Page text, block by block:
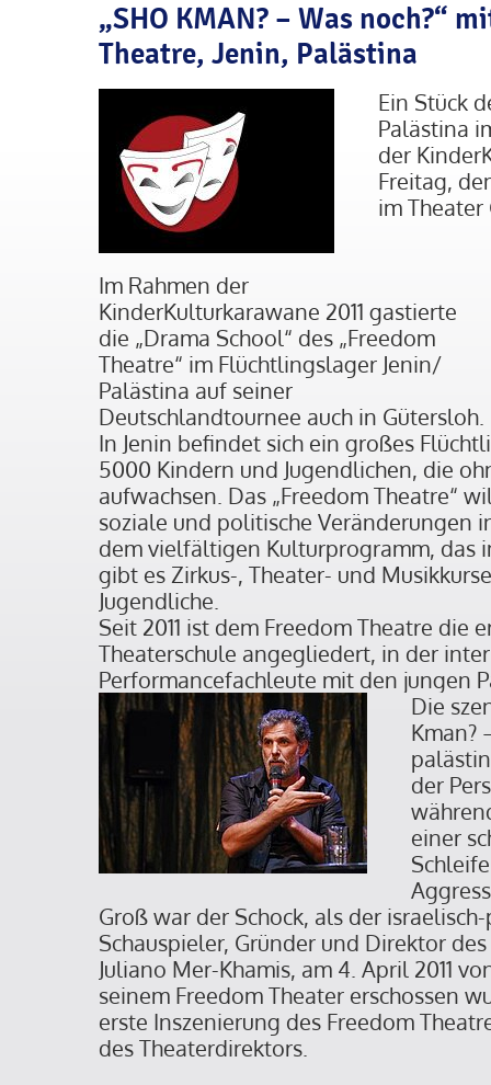
„SHO KMAN? – Was noch?“
Theatre, Jenin, Palästina
Ein Stück
Palästina
der
Freitag,
im Theater
Im Rahmen der
KinderKulturkarawane 2011 gastierte
die „Drama School“ des „Freedom
Theatre“ im Flüchtlingslager Jenin/
Palästina auf seiner
Deutschlandtournee auch in Gütersloh.
In Jenin befindet sich ein großes
5000 Kindern und Jugendlichen, die
aufwachsen. Das „Freedom Theatre“
soziale und politische Veränderungen
dem vielfältigen Kulturprogramm, das
gibt es Zirkus-, Theater- und
Jugendliche.
Seit 2011 ist dem Freedom Theatre die
Theaterschule angegliedert, in der
Performancefachleute mit den jungen
Die
Kman?
der
einer
Groß war der Schock, als der
Schauspieler, Gründer und Direktor
Juliano Mer-Khamis, am 4. April 2011
seinem Freedom Theater erschossen
erste Inszenierung des Freedom
des Theaterdirektors.